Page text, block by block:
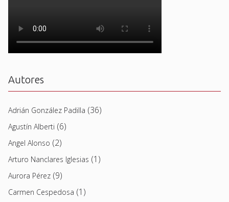
Autores
Adrián González Padilla (36)
Agustín Alberti (6)
Angel Alonso (2)
Arturo Nanclares Iglesias (1)
Aurora Pérez (9)
Carmen Cespedosa (1)